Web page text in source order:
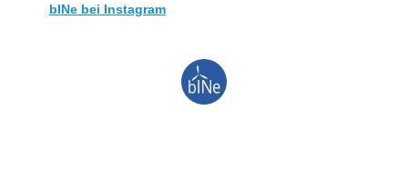
bINe bei Instagram